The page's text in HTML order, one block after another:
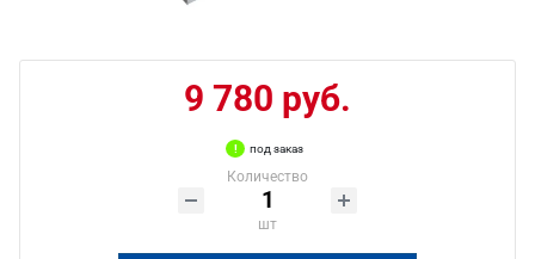
9 780 руб.
под заказ
Количество
шт